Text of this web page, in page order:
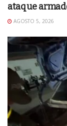
ataque
AGOSTO 5, 2026